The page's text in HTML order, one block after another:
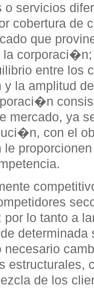
o servicios
cobertura de
que
la
entre los
la amplitud
mercado, ya
con el
lo tanto a
necesario
estructurales,
de los